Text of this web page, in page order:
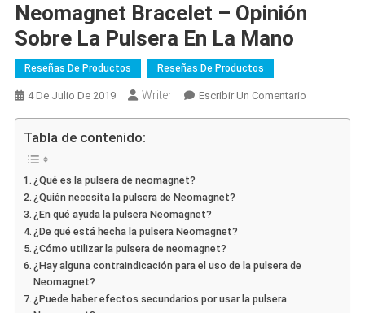
Neomagnet Bracelet – Opinión
Sobre La Pulsera En La Mano
Reseñas De Productos Reseñas De Productos
4 De Julio De 2019 Writer Escribir Un ComentarioOn
Tabla de contenido:
¿Qué es la pulsera de neomagnet?
¿Quién necesita la pulsera de Neomagnet?
¿En qué ayuda la pulsera Neomagnet?
¿De qué está hecha la pulsera Neomagnet?
¿Cómo utilizar la pulsera de neomagnet?
¿Hay alguna contraindicación para el uso de la pulsera de
Neomagnet?
¿Puede haber efectos secundarios por usar la pulsera